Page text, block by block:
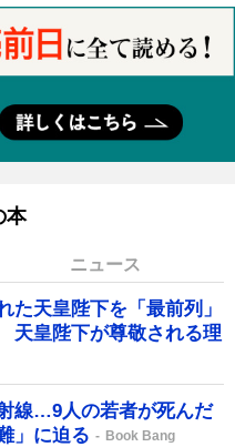
本
ニュース
た天皇陛下を「最前列」
皇陛下が尊敬される理
線…9人の若者が死んだ
」に迫る
Book Bang